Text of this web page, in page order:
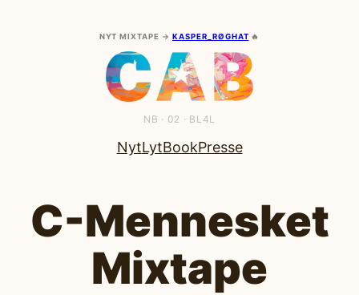
NYT MIXTAPE →KASPER_RØGHAT 🔥
NB · 02 · BL4L
NytLytBookPresse
C-Mennesket
Mixtape